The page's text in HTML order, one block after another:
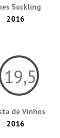
Suckling
2016
19,5
de Vinhos
2016